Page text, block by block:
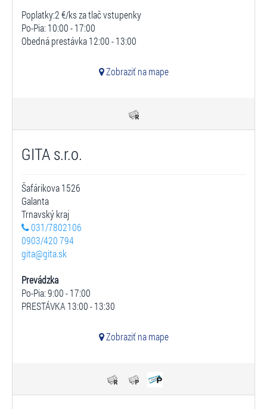
Poplatky:2 €/ks za tlač vstupenky
Po-Pia: 10:00 - 17:00
Obedná prestávka 12:00 - 13:00
Zobraziť na mape
GITA s.r.o.
Šafárikova 1526
Galanta
Trnavský kraj
031/7802106
0903/420 794
gita@gita.sk
Prevádzka
Po-Pia: 9:00 - 17:00
PRESTÁVKA 13:00 - 13:30
Zobraziť na mape